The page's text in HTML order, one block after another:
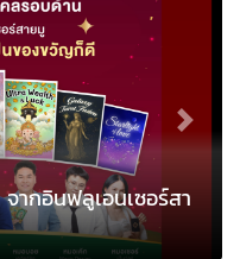
ของ AIS เมื่อ​เทพกวนอูม
Next